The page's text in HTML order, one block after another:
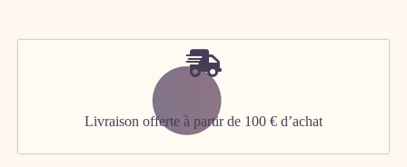
Livraison offerte à partir de 100 € d’achat